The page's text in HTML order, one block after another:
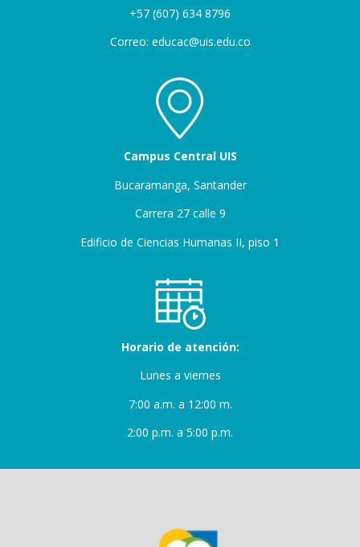
+57 (607) 634 8796
Correo: educac@uis.edu.co
Campus Central UIS
Bucaramanga, Santander
Carrera 27 calle 9
Edificio de Ciencias Humanas II, piso 1
Horario de atención:
Lunes a viernes
7:00 a.m. a 12:00 m.
2:00 p.m. a 5:00 p.m.